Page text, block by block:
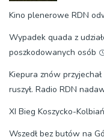
Kino plenerowe RDN
Wypadek quada z
poszkodowanych osób
Kiepura znów
ruszył. Radio RDN
XI Bieg Koszycko-
Wszedł bez butów na